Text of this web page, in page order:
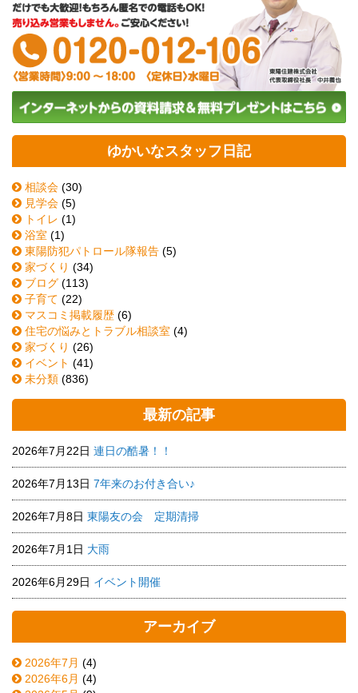
ゆかいなスタッフ日記
相談会 (30)
見学会 (5)
トイレ (1)
浴室 (1)
東陽防犯パトロール隊報告 (5)
家づくり (34)
ブログ (113)
子育て (22)
マスコミ掲載履歴 (6)
住宅の悩みとトラブル相談室 (4)
家づくり (26)
イベント (41)
未分類 (836)
最新の記事
2026年7月22日 連日の酷暑！！
2026年7月13日 7年来のお付き合い♪
2026年7月8日 東陽友の会 定期清掃
2026年7月1日 大雨
2026年6月29日 イベント開催
アーカイブ
2026年7月 (4)
2026年6月 (4)